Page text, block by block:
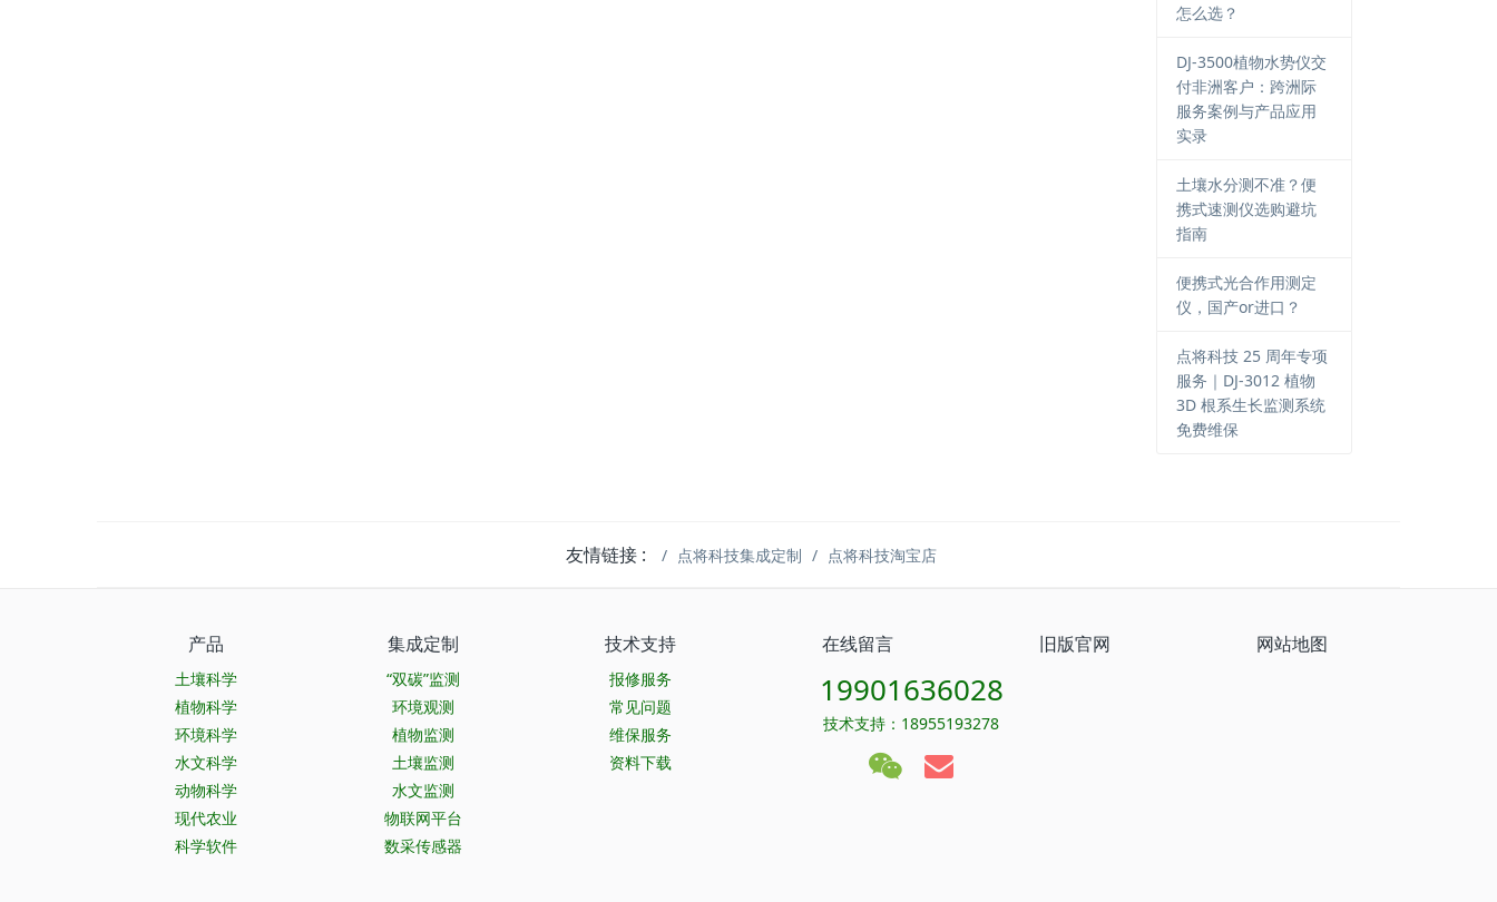
怎么选？
DJ-3500植物水势仪交
付非洲客户：跨洲际
服务案例与产品应用
实录
土壤水分测不准？便
携式速测仪选购避坑
指南
便携式光合作用测定
仪，国产or进口？
点将科技 25 周年专项
服务｜DJ-3012 植物
3D 根系生长监测系统
免费维保
友情链接 : 点将科技集成定制 点将科技淘宝店
产品
土壤科学
植物科学
环境科学
水文科学
动物科学
现代农业
科学软件
集成定制
“双碳”监测
环境观测
植物监测
土壤监测
水文监测
物联网平台
数采传感器
技术支持
报修服务
常见问题
维保服务
资料下载
在线留言 旧版官网 网站地图
19901636028
技术支持：18955193278